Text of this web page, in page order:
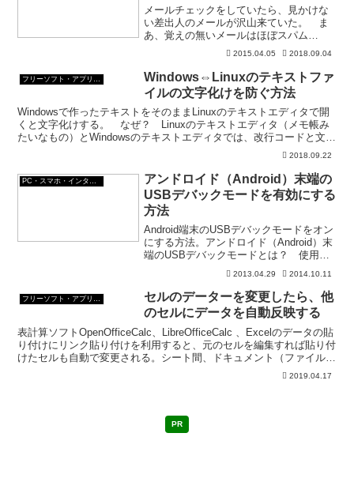
メールチェックをしていたら、見かけな
い差出人のメールが沢山来ていた。 ま
あ、覚えの無いメールはほぼスパム
だ。 メールの内容も英語だったりし
て、わかりやすいことこの上ない。
で、そのスパムメールの中で「常確認の
お願い」という題名のメールがあっ...
2015.04.05 2018.09.04
Windows⇔Linuxのテキストファ
イルの文字化けを防ぐ方法
Windowsで作ったテキストをそのままLinuxのテキストエディタで開
くと文字化けする。 なぜ？ Linuxのテキストエディタ（メモ帳み
たいなもの）とWindowsのテキストエディタでは、改行コードと文字
2018.09.22
PC・スマホ・インターネットトラブルの解消方法
アンドロイド（Android）末端の
USBデバックモードを有効にする
方法
Android端末のUSBデバックモードをオン
にする方法。アンドロイド（Android）末
端のUSBデバックモードとは？ 使用中
のアンドロイド（Android）末端とPCの
間でデータをコピーする開発ツールのこ
と。 標準設定では、が無効になっ...
2013.04.29 2014.10.11
フリーソフト・アプリ・Webサービス
セルのデーターを変更したら、他
のセルにデータを自動反映する
表計算ソフトOpenOfficeCalc、LibreOfficeCalc 、Excelのデータの貼
り付けにリンク貼り付けを利用すると、元のセルを編集すれば貼り付
けたセルも自動で変更される。シート間、ドキュメント（ファイル）
2019.04.17
PR